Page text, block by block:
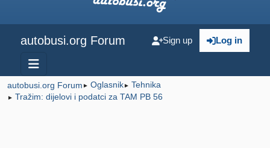
autobusi.org Forum Log in
Sign up
autobusi.org Forum ► Oglasnik► Tehnika
► Tražim: dijelovi i podatci za TAM PB 56